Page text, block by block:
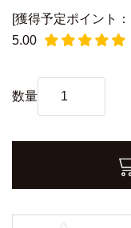
[獲得予定ポイント：
5.00